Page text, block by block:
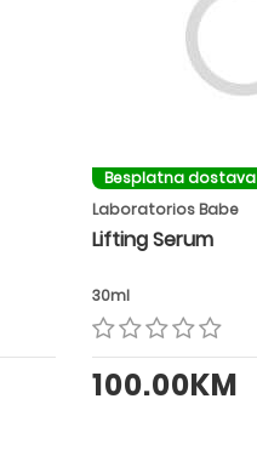
Besplatna dostava
Laboratorios Babe
Lifting Serum
30ml
100.00KM